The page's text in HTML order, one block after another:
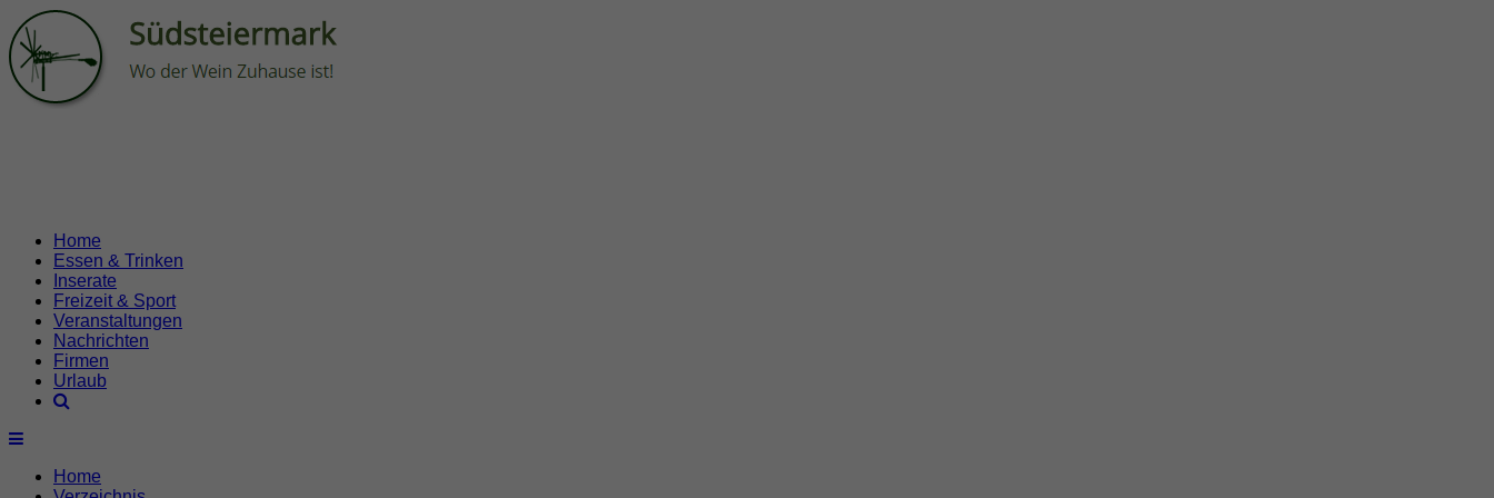
Home
Essen & Trinken
Inserate
Freizeit & Sport
Veranstaltungen
Nachrichten
Firmen
Urlaub
Home